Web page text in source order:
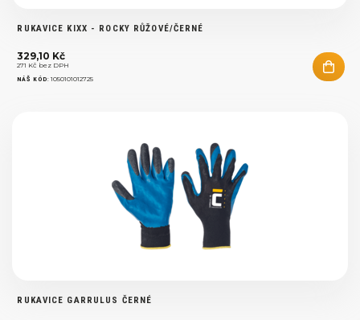
RUKAVICE KIXX - ROCKY RŮŽOVÉ/ČERNÉ
329,10 Kč
271 Kč bez DPH
NÁŠ KÓD:1050101012725
RUKAVICE GARRULUS ČERNÉ